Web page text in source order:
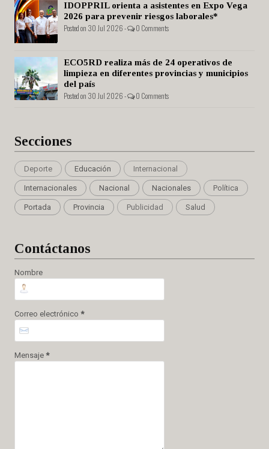
IDOPPRIL orienta a asistentes en Expo Vega
2026 para prevenir riesgos laborales*
Posted on 30 Jul 2026 - 0 Comments
ECO5RD realiza más de 24 operativos de
limpieza en diferentes provincias y municipios
del país
Posted on 30 Jul 2026 - 0 Comments
Secciones
Deporte Educación Internacional
Internacionales Nacional Nacionales Política
Portada Provincia Publicidad Salud
Contáctanos
Nombre
Correo electrónico *
Mensaje *